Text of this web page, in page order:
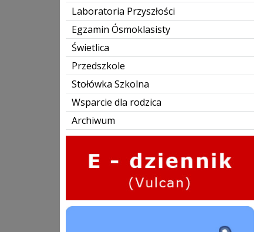
Laboratoria Przyszłości
Egzamin Ósmoklasisty
Świetlica
Przedszkole
Stołówka Szkolna
Wsparcie dla rodzica
Archiwum
Facebook